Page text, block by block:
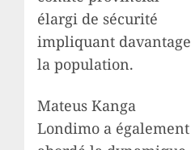
élargi de sécurité
impliquant davantage
la population.
Mateus Kanga
Londimo a également